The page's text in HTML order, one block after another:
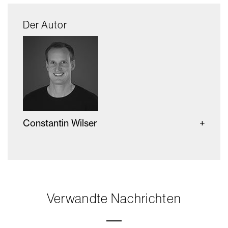
Der Autor
Constantin Wilser
Verwandte Nachrichten